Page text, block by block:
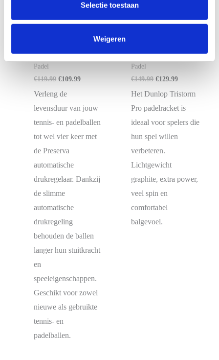
Selectie toestaan
Weigeren
Preserva drukregelaar
padelballen
Padel
€119.99 Oorspronkelijke
was:
€109.99Huidige
€109.99.
Verleng de
levensduur van jouw
tennis- en padelballen
tot wel vier keer met
de Preserva
automatische
drukregelaar. Dankzij
de slimme
automatische
drukregeling
behouden de ballen
langer hun stuitkracht
en
speeleigenschappen.
Geschikt voor zowel
nieuwe als gebruikte
tennis- en
padelballen.
Padelracket
Padel
€149.99 Oorspronkelijke
was:
€149.99.
€129.99Huidige
is:
€129.99.
Het Dunlop Tristorm
Pro padelracket is
ideaal voor spelers die
hun spel willen
verbeteren.
Lichtgewicht
graphite, extra power,
veel spin en
comfortabel
balgevoel.